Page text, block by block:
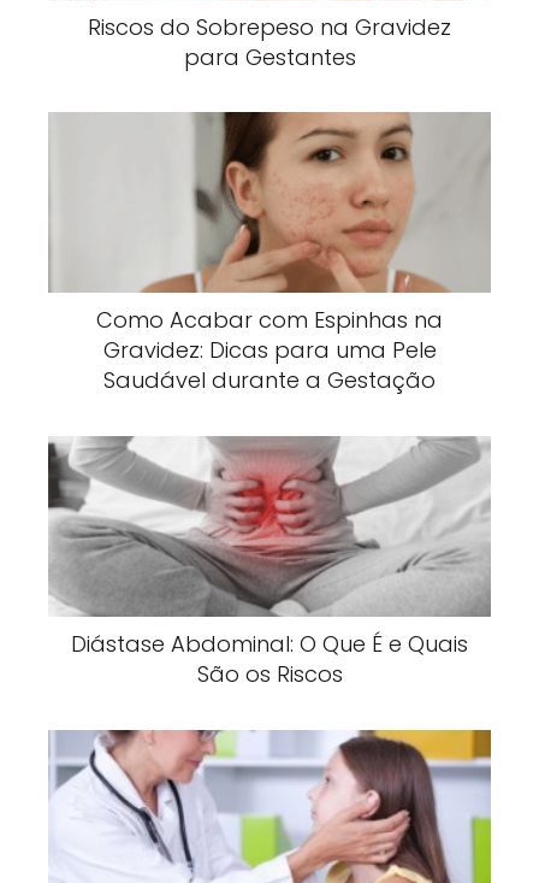
Riscos do Sobrepeso na Gravidez
para Gestantes
Como Acabar com Espinhas na
Gravidez: Dicas para uma Pele
Saudável durante a Gestação
Diástase Abdominal: O Que É e Quais
São os Riscos